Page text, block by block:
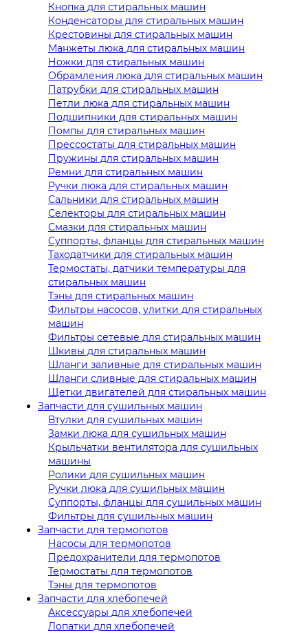
Кнопка для стиральных машин
Конденсаторы для стиральных машин
Крестовины для стиральных машин
Манжеты люка для стиральных машин
Ножки для стиральных машин
Обрамления люка для стиральных машин
Патрубки для стиральных машин
Петли люка для стиральных машин
Подшипники для стиральных машин
Помпы для стиральных машин
Прессостаты для стиральных машин
Пружины для стиральных машин
Ремни для стиральных машин
Ручки люка для стиральных машин
Сальники для стиральных машин
Селекторы для стиральных машин
Смазки для стиральных машин
Суппорты, фланцы для стиральных машин
Таходатчики для стиральных машин
Термостаты, датчики температуры для
стиральных машин
Тэны для стиральных машин
Фильтры насосов, улитки для стиральных
машин
Фильтры сетевые для стиральных машин
Шкивы для стиральных машин
Шланги заливные для стиральных машин
Шланги сливные для стиральных машин
Щетки двигателей для стиральных машин
Запчасти для сушильных машин
Втулки для сушильных машин
Замки люка для сушильных машин
Крыльчатки вентилятора для сушильных
машины
Ролики для сушильных машин
Ручки люка для сушильных машин
Суппорты, фланцы для сушильных машин
Фильтры для сушильных машин
Запчасти для термопотов
Насосы для термопотов
Предохранители для термопотов
Термостаты для термопотов
Тэны для термопотов
Запчасти для хлебопечей
Аксессуары для хлебопечей
Лопатки для хлебопечей